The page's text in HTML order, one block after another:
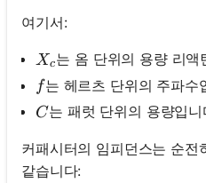
여기서:
X_c
Xc는 옴 단위의 용량 리액
ff는 헤르츠 단위의 주파수
C
C는 패럿 단위의 용량입니
커패시터의 임피던스는 순
같습니다: